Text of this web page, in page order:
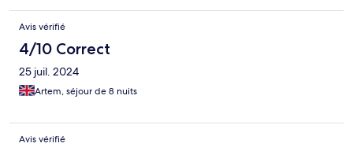
Avis vérifié
4/10 Correct
25 juil. 2024
Artem, séjour de 8 nuits
Avis vérifié